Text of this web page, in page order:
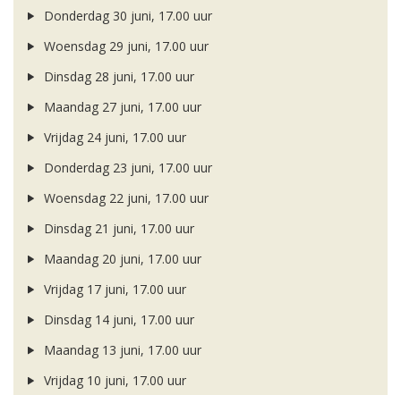
Donderdag 30 juni, 17.00 uur
Woensdag 29 juni, 17.00 uur
Dinsdag 28 juni, 17.00 uur
Maandag 27 juni, 17.00 uur
Vrijdag 24 juni, 17.00 uur
Donderdag 23 juni, 17.00 uur
Woensdag 22 juni, 17.00 uur
Dinsdag 21 juni, 17.00 uur
Maandag 20 juni, 17.00 uur
Vrijdag 17 juni, 17.00 uur
Dinsdag 14 juni, 17.00 uur
Maandag 13 juni, 17.00 uur
Vrijdag 10 juni, 17.00 uur